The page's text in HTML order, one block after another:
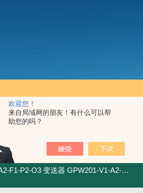
欢迎您！
来自局域网的朋友！有什么可以帮
助您的吗？
F1-P2-O3 变送器 GPW201-V1-A2-F1-P2-O3 变送器